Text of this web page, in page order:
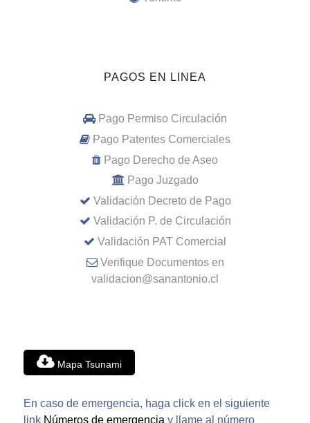
PAGOS EN LINEA
Pago Permiso Circulación
Pago Patentes Comerciales
Pago Derecho de Aseo
Pago Juzgado
Validación Decreto de Pago
Validación P. de Circulación
Validación PAT Comercial
Verifique Documentos en
validacion@sanantonio.cl
Mapa Tsunami
En caso de emergencia, haga click en el siguiente
link Números de emergencia y llame al número